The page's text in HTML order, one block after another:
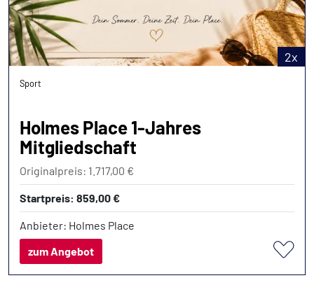
2x
Sport
Holmes Place 1-Jahres
Mitgliedschaft
Originalpreis: 1.717,00 €
Startpreis: 859,00 €
Anbieter: Holmes Place
zum Angebot